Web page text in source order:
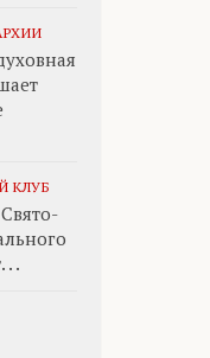
КЛУБ
. .